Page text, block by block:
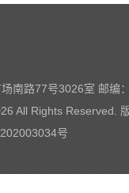
南路77号3026室 邮编
All Rights Reserved.
号